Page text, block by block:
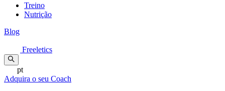
Treino
Nutrição
Blog
Freeletics
pt
Adquira o seu Coach